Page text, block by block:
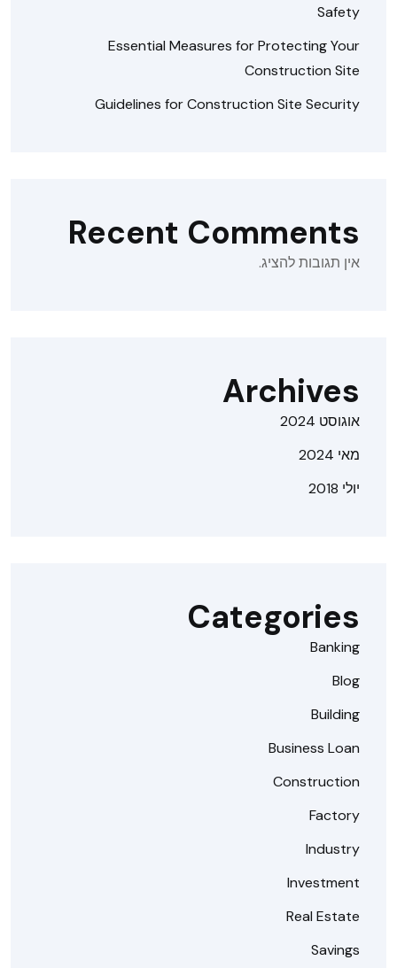
Safety
Essential Measures for Protecting Your
Construction Site
Guidelines for Construction Site Security
Recent Comments
אין תגובות להציג.
Archives
אוגוסט 2024
מאי 2024
יולי 2018
Categories
Banking
Blog
Building
Business Loan
Construction
Factory
Industry
Investment
Real Estate
Savings